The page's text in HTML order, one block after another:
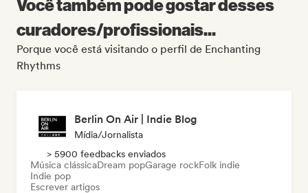
Você também pode gostar desses
curadores/profissionais...
Porque você está visitando o perfil de Enchanting
Rhythms
Berlin On Air | Indie Blog
Mídia/Jornalista
> 5900 feedbacks enviados
Música clássicaDream popGarage rockFolk indie
Indie pop
Escrever artigos